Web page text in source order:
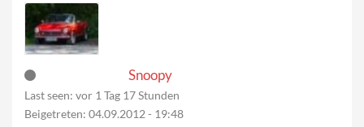
Snoopy
Last seen: vor 1 Tag 17 Stunden
Beigetreten: 04.09.2012 - 19:48